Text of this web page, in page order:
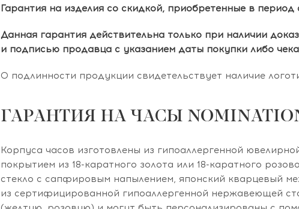
Гарантия на изделия со скидкой, приобретенные в
Данная гарантия действительна только при наличии
и подписью продавца с указанием даты покупки либо
О подлинности продукции свидетельствует наличие
ГАРАНТИЯ НА ЧАСЫ
Корпуса часов изготовлены из гипоаллергенной
покрытием из 18-каратного золота или 18-каратного
стекло с сапфировым напылением, японский кварцевый
из сертифицированной гипоаллергенной нержавеющей